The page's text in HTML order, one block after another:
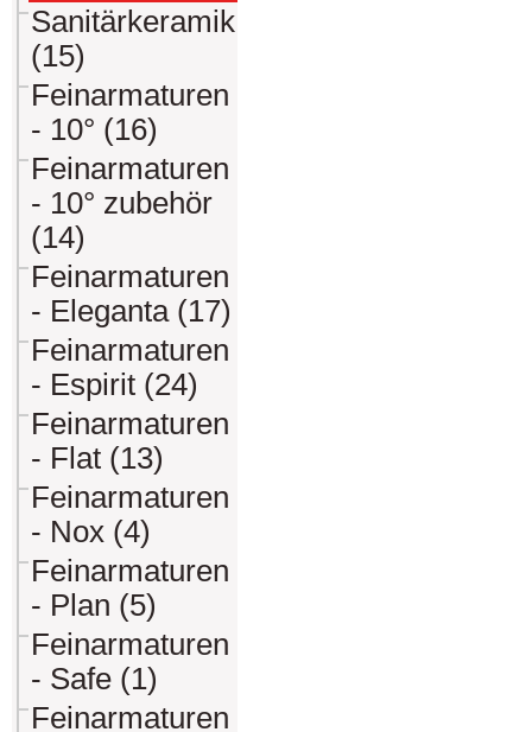
Sanitärkeramik
(15)
Feinarmaturen
- 10° (16)
Feinarmaturen
- 10° zubehör
(14)
Feinarmaturen
- Eleganta (17)
Feinarmaturen
- Espirit (24)
Feinarmaturen
- Flat (13)
Feinarmaturen
- Nox (4)
Feinarmaturen
- Plan (5)
Feinarmaturen
- Safe (1)
Feinarmaturen